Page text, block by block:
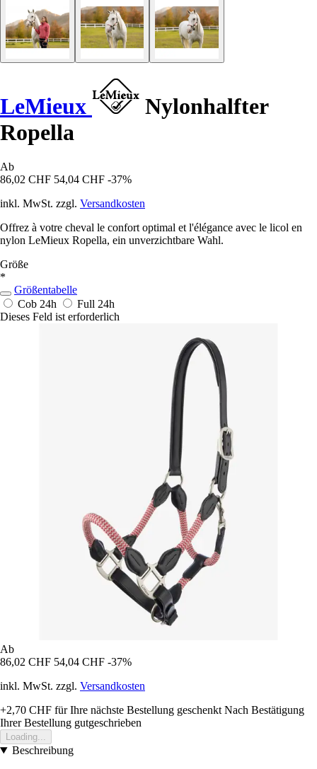
LeMieux
Nylonhalfter
Ropella
Ab
86,02 CHF 54,04 CHF -37%
inkl. MwSt. zzgl. Versandkosten
Offrez à votre cheval le confort optimal et l'élégance avec le licol en
nylon LeMieux Ropella, ein unverzichtbare Wahl.
Größe
*
Größentabelle
Cob 24h Full 24h
Dieses Feld ist erforderlich
Ab
86,02 CHF 54,04 CHF -37%
inkl. MwSt. zzgl. Versandkosten
+2,70 CHF für Ihre nächste Bestellung geschenkt Nach Bestätigung
Ihrer Bestellung gutgeschrieben
Loading...
Beschreibung